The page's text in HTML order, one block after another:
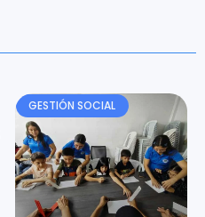
GESTIÓN SOCIAL